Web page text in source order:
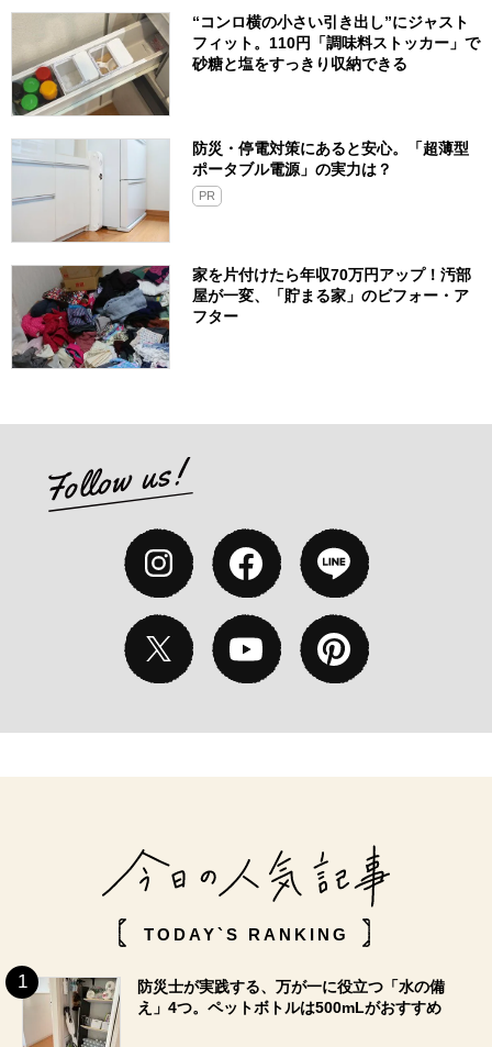
“コンロ横の小さい引き出し”にジャスト
フィット。110円「調味料ストッカー」で
砂糖と塩をすっきり収納できる
防災・停電対策にあると安心。「超薄型
ポータブル電源」の実力は？​
PR
家を片付けたら年収70万円アップ！汚部
屋が一変、「貯まる家」のビフォー・ア
フター
TODAY`S RANKING
防災士が実践する、万が一に役立つ「水の備
え」4つ。ペットボトルは500mLがおすすめ